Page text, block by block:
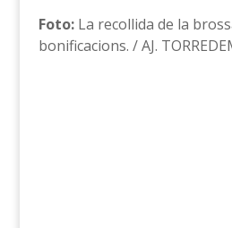
Foto:La recollida de la
bonificacions. / AJ.